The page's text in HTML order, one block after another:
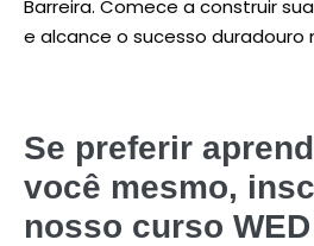
Barreira. Comece a construir
e alcance o sucesso duradouro
Se preferir
você mesmo,
nosso curso